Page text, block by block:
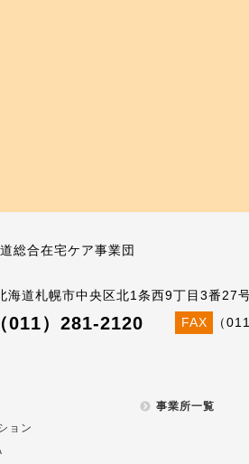
総合在宅ケア事業団
海道札幌市中央区北1条西9丁目3番27
（011）281-2120 FAX （
ョン
事業所一覧